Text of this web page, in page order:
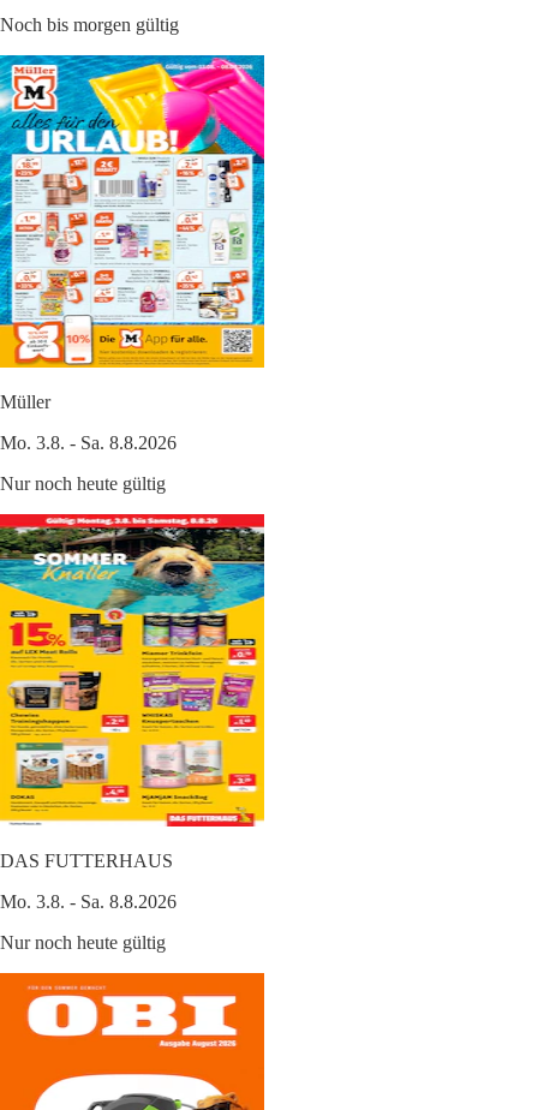
Noch bis morgen gültig
Müller
Mo. 3.8. - Sa. 8.8.2026
Nur noch heute gültig
DAS FUTTERHAUS
Mo. 3.8. - Sa. 8.8.2026
Nur noch heute gültig